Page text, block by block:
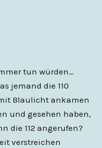
tun würden…
jemand die 110
Blaulicht ankamen
und gesehen haben,
die 112 angerufen?
verstreichen